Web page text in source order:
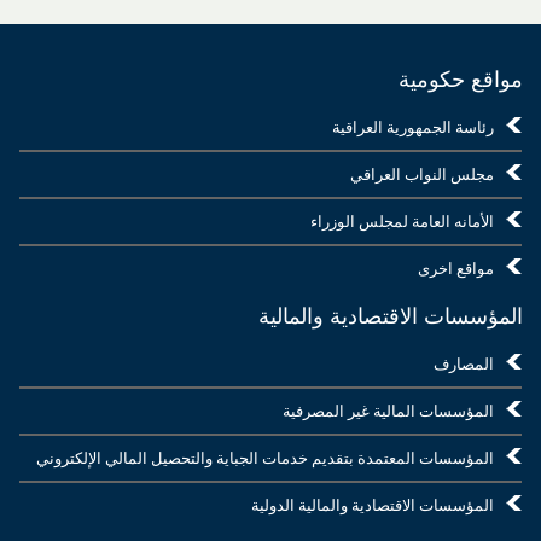
مواقع حكومية
رئاسة الجمهورية العراقية
مجلس النواب العراقي
الأمانه العامة لمجلس الوزراء
مواقع اخرى
المؤسسات الاقتصادية والمالية
المصارف
المؤسسات المالية غير المصرفية
المؤسسات المعتمدة بتقديم خدمات الجباية والتحصيل المالي الإلكتروني
المؤسسات الاقتصادية والمالية الدولية